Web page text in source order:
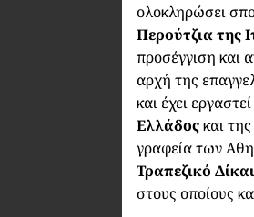
ολοκληρώσει
Περούτζια της
προσέγγιση και
αρχή της
και έχει
Ελλάδοςκαι
γραφεία των
Τραπεζικό
στους οποίους